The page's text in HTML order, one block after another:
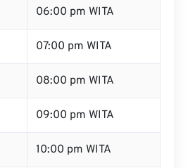
06:00 pm WITA
07:00 pm WITA
08:00 pm WITA
09:00 pm WITA
10:00 pm WITA